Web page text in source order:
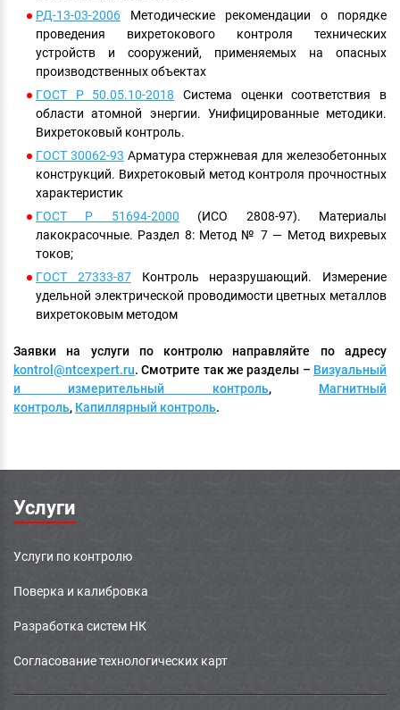
РД-13-03-2006 Методические рекомендации о порядке
проведения вихретокового контроля технических
устройств и сооружений, применяемых на опасных
производственных объектах
ГОСТ Р 50.05.10-2018 Система оценки соответствия в
области атомной энергии. Унифицированные методики.
Вихретоковый контроль.
ГОСТ 30062-93 Арматура стержневая для железобетонных
конструкций. Вихретоковый метод контроля прочностных
характеристик
ГОСТ Р 51694-2000 (ИСО 2808-97). Материалы
лакокрасочные. Раздел 8: Метод № 7 — Метод вихревых
токов;
ГОСТ 27333-87Контроль неразрушающий. Измерение
удельной электрической проводимости цветных металлов
вихретоковым методом
Заявки на услуги по контролю направляйте по адресу
kontrol@ntcexpert.ru. Смотрите так же разделы – Визуальный
и измерительный контроль, Магнитный
контроль, Капиллярный контроль.
Услуги
Услуги по контролю
Поверка и калибровка
Разработка систем НК
Согласование технологических карт